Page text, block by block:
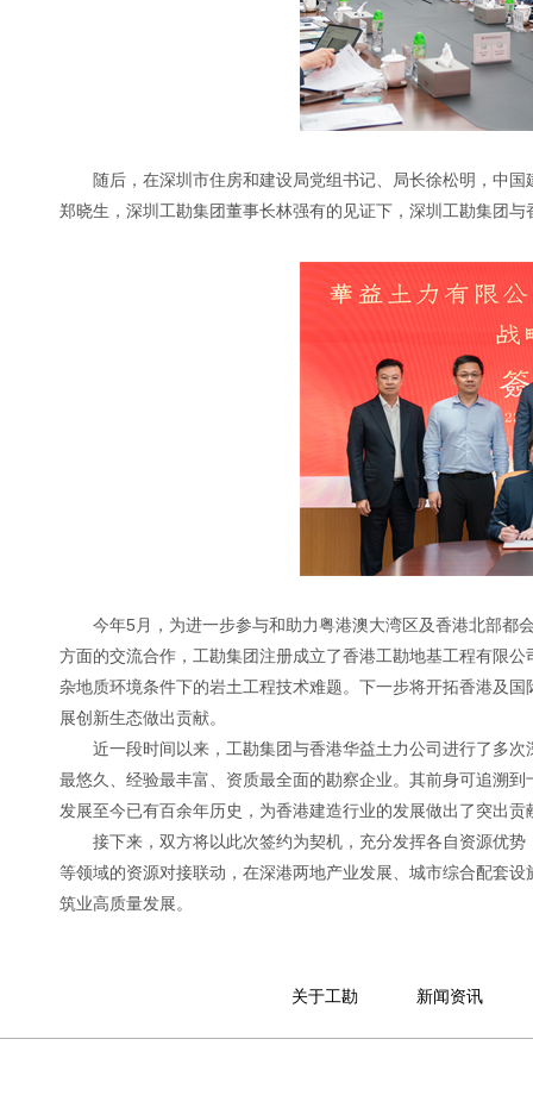
随后，在深圳市住房和建设局党组书记、局长徐松明，中
郑晓生，深圳工勘集团董事长林强有的见证下，深圳工勘集团
今年5月，为进一步参与和助力粤港澳大湾区及香港北部都
方面的交流合作，工勘集团注册成立了香港工勘地基工程有限
杂地质环境条件下的岩土工程技术难题。下一步将开拓香港及
展创新生态做出贡献。
近一段时间以来，工勘集团与香港华益土力公司进行了多
最悠久、经验最丰富、资质最全面的勘察企业。其前身可追溯
发展至今已有百余年历史，为香港建造行业的发展做出了突出
接下来，双方将以此次签约为契机，充分发挥各自资源优
等领域的资源对接联动，在深港两地产业发展、城市综合配套
筑业高质量发展。
关于工勘
集团简介
新闻资讯
工勘要闻